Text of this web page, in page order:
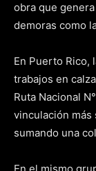
obra que
demoras como
En Puerto Rico,
trabajos en
Ruta Nacional
vinculación más
sumando una